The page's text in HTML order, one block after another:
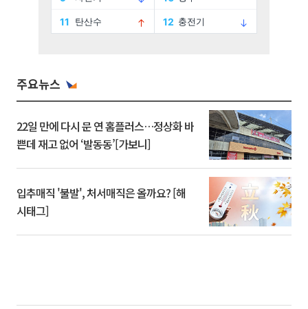
주요뉴스
22일 만에 다시 문 연 홈플러스…정상화 바
쁜데 재고 없어 ‘발동동’[가보니]
입추매직 '불발', 처서매직은 올까요? [해
시태그]